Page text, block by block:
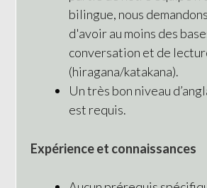
bilingue, nous
d'avoir au moins des
conversation et de
(hiragana/katakana).
Un très bon niveau
est requis.
Expérience et connaissances